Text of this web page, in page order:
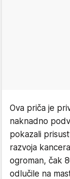
Ova priča je
naknadno
pokazali
razvoja
ogroman, čak
odlučile na